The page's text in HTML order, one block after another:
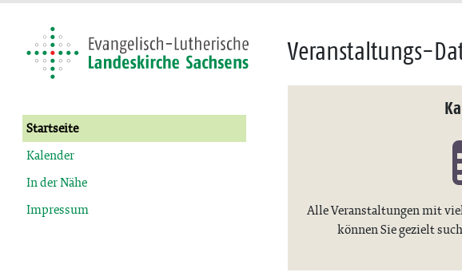
Startseite
Kalender
In der Nähe
Impressum
Veranstaltungs-
Alle Veranstaltungen mit
können Sie gezielt